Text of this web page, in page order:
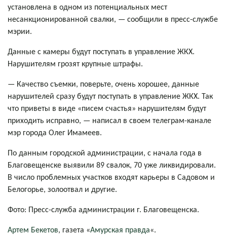
установлена в одном из потенциальных мест
несанкционированной свалки, — сообщили в пресс-службе
мэрии.
Данные с камеры будут поступать в управление ЖКХ.
Нарушителям грозят крупные штрафы.
— Качество съемки, поверьте, очень хорошее, данные
нарушителей сразу будут поступать в управление ЖКХ. Так
что приветы в виде «писем счастья» нарушителям будут
приходить исправно, — написал в своем телеграм-канале
мэр города Олег Имамеев.
По данным городской администрации, с начала года в
Благовещенске выявили 89 свалок, 70 уже ликвидировали.
В число проблемных участков входят карьеры в Садовом и
Белогорье, золоотвал и другие.
Фото: Пресс-служба администрации г. Благовещенска.
Артем Бекетов, газета «Амурская правда«.